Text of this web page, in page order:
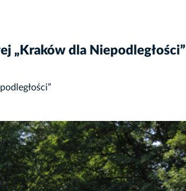
„Kraków dla Niepodległości”